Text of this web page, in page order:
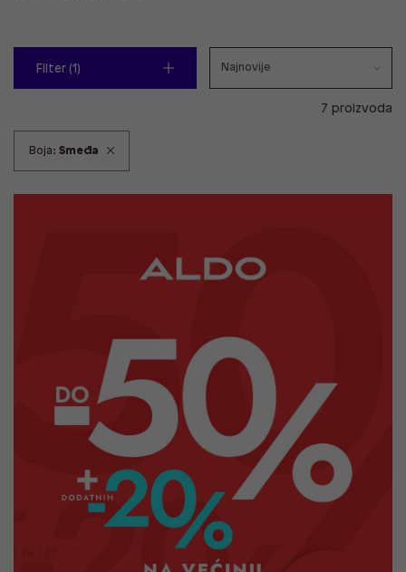
Filter (1)
7 proizvoda
Boja: Smeđa